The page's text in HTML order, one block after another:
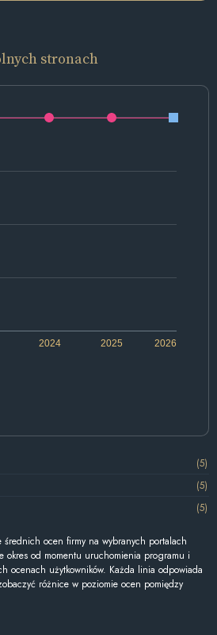
stronach
2024 2026
2025
(5)
(5)
(5)
średnich ocen firmy na wybranych portalach
okres od momentu uruchomienia programu i
ocenach użytkowników. Każda linia odpowiada
różnice w poziomie ocen pomiędzy